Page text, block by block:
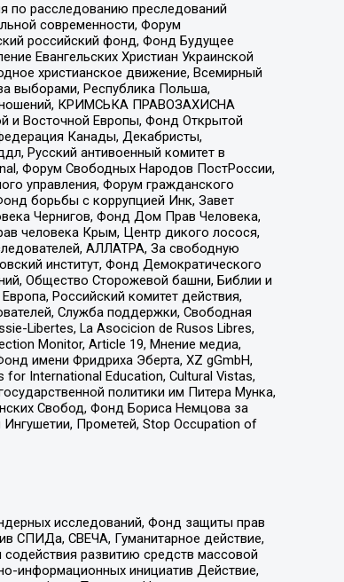
по расследованию преследований
современности, Форум
российский фонд, Фонд Будущее
Евангельских Христиан Украинской
христианское движение, Всемирный
выборами, Республика Польша,
КРИМСЬКА ПРАВОЗАХИСНА
и Восточной Европы, Фонд Открытой
Канады, Декабристы,
Русский антивоенный комитет в
Форум Свободных Народов ПостРоссии,
управления, Форум гражданского
борьбы с коррупцией Инк, Завет
Чернигов, Фонд Дом Прав Человека,
человека Крым, Центр дикого лосося,
АЛЛАТРА, За свободную
институт, Фонд Демократического
Общество Сторожевой башни, Библии и
Российский комитет действия,
Служба поддержки, Свободная
Libertes, La Asocicion de Rusos Libres,
Monitor, Article 19, Мнение медиа,
имени Фридриха Эберта, XZ gGmbH,
International Education, Cultural Vistas,
политики им Питера Мунка,
Свобод, Фонд Бориса Немцова за
Прометей, Stop Occupation of
исследований, Фонд защиты прав
СПИДа, СВЕЧА, Гуманитарное действие,
развитию средств массовой
информационных инициатив Действие,